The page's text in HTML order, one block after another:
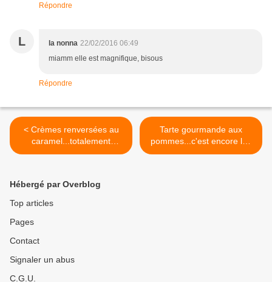
Répondre
L la nonna 22/02/2016 06:49
miamm elle est magnifique, bisous
Répondre
< Crèmes renversées au
caramel...totalement
renversantes !
Tarte gourmande aux
pommes...c'est encore les
vacances, il faut en profiter
Hébergé par Overblog
Top articles
Pages
Contact
Signaler un abus
C.G.U.